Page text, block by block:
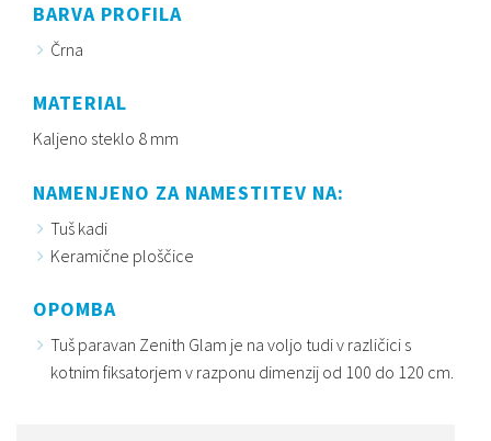
BARVA PROFILA
Črna
MATERIAL
Kaljeno steklo 8 mm
NAMENJENO ZA NAMESTITEV NA:
Tuš kadi
Keramične ploščice
OPOMBA
Tuš paravan Zenith Glam je na voljo tudi v različici s
kotnim fiksatorjem v razponu dimenzij od 100 do 120 cm.